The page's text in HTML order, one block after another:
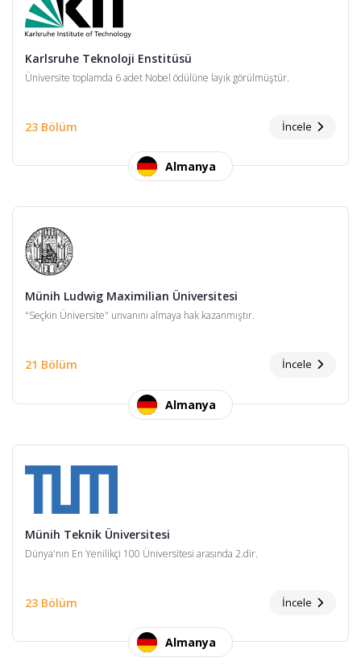
Karlsruhe Teknoloji Enstitüsü
Üniversite toplamda 6 adet Nobel ödülüne layık görülmüştür.
23 Bölüm İncele
Almanya
Münih Ludwig Maximilian Üniversitesi
"Seçkin Üniversite" unvanını almaya hak kazanmıştır.
21 Bölüm İncele
Almanya
Münih Teknik Üniversitesi
Dünya'nın En Yenilikçi 100 Üniversitesi arasında 2.dir.
23 Bölüm İncele
Almanya